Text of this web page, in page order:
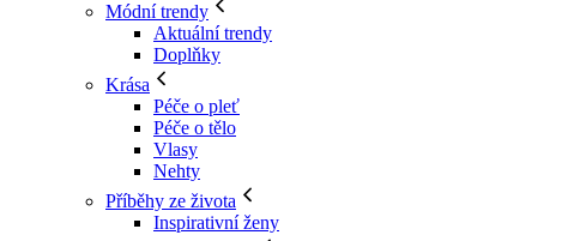
Módní trendy
Aktuální trendy
Doplňky
Krása
Péče o pleť
Péče o tělo
Vlasy
Nehty
Příběhy ze života
Inspirativní ženy